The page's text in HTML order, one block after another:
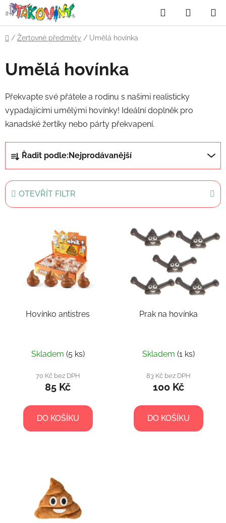
Přejít
na
obsah
Hledat
KOŠÍK
Domů
/ Žertovné předměty / Umělá hovínka
Umělá hovínka
Překvapte své přátele a rodinu s našimi realisticky
vypadajícími umělými hovínky! Ideální doplněk pro
kanadské žertíky nebo párty překvapení.
a
z
e
n
Řadit podle: Nejprodávanější
OTEVŘÍT FILTR
Hovínko antistres
Skladem (5 ks)
70 Kč bez DPH
85 Kč
DO KOŠÍKU
Prak na hovínka
Skladem (1 ks)
83 Kč bez DPH
100 Kč
DO KOŠÍKU